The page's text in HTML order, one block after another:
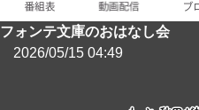
フォンテ文庫のおはなし会
2026/05/15 04:49